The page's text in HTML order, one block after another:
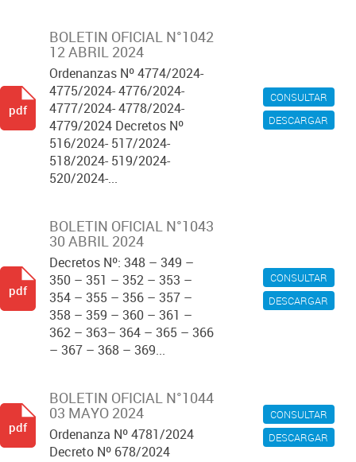
CONSULTAR
DESCARGAR
BOLETIN OFICIAL N°1042
12 ABRIL 2024
Ordenanzas Nº 4774/2024-
4775/2024- 4776/2024-
4777/2024- 4778/2024-
4779/2024 Decretos Nº
516/2024- 517/2024-
518/2024- 519/2024-
520/2024-...
pdf
CONSULTAR
DESCARGAR
BOLETIN OFICIAL N°1043
30 ABRIL 2024
Decretos Nº: 348 – 349 –
350 – 351 – 352 – 353 –
354 – 355 – 356 – 357 –
358 – 359 – 360 – 361 –
362 – 363– 364 – 365 – 366
– 367 – 368 – 369...
pdf
CONSULTAR
DESCARGAR
BOLETIN OFICIAL N°1044
03 MAYO 2024
Ordenanza Nº 4781/2024
Decreto Nº 678/2024
pdf